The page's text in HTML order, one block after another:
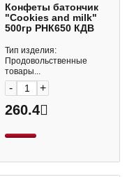
Конфеты батончик
"Cookies and milk"
500гр РНК650 КДВ
Тип изделия:
Продовольственные
товары...
- +
260.4